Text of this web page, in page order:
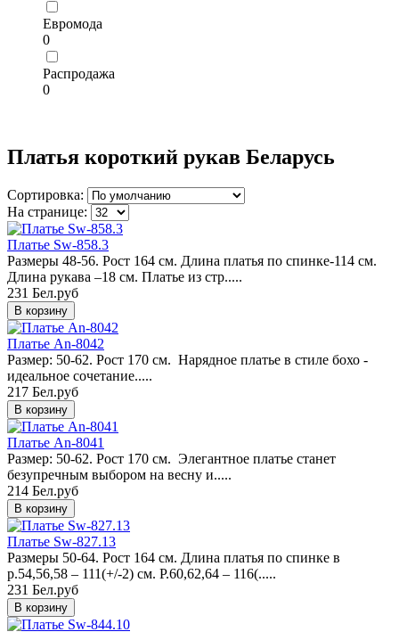
Евромода
0
Распродажа
0
Платья короткий рукав Беларусь
Сортировка:
На странице:
Платье Sw-858.3
Размеры 48-56. Рост 164 см. Длина платья по спинке-114 см.
Длина рукава –18 см. Платье из стр.....
231 Бел.руб
Платье An-8042
Размер: 50-62. Рост 170 см. Нарядное платье в стиле бохо -
идеальное сочетание.....
217 Бел.руб
Платье An-8041
Размер: 50-62. Рост 170 см. Элегантное платье станет
безупречным выбором на весну и.....
214 Бел.руб
Платье Sw-827.13
Размеры 50-64. Рост 164 см. Длина платья по спинке в
р.54,56,58 – 111(+/-2) см. Р.60,62,64 – 116(.....
231 Бел.руб